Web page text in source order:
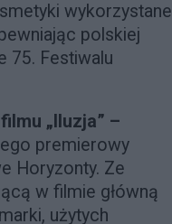
wykorzystane
polskiej
75. Festiwalu
„Iluzja” –
premierowy
Horyzonty. Ze
w filmie główną
użytych